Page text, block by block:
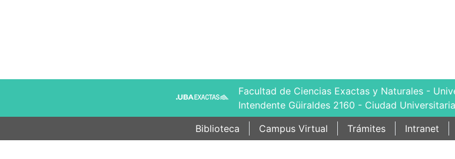
Facultad de Ciencias Exactas y Naturales -
Intendente Güiraldes 2160 - Ciudad
Biblioteca
Campus Virtual Trámites Intranet